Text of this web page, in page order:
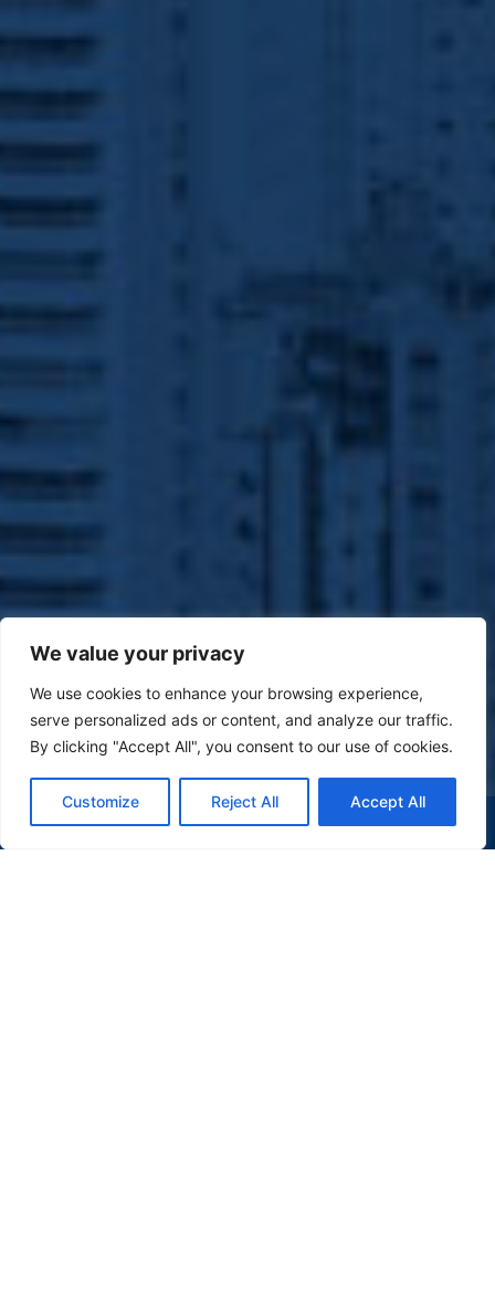
We value your privacy
We use cookies to enhance your browsing experience,
serve personalized ads or content, and analyze our traffic.
By clicking "Accept All", you consent to our use of cookies.
Customize Reject All Accept All
(47) 9 9977-7630